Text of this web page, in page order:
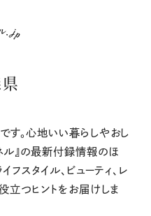
す。心地いい暮らしやおし
ル』の最新付録情報のほ
フスタイル、ビューティ、レ
立つヒントをお届けしま